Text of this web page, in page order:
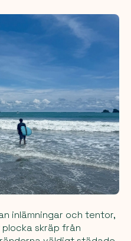
inlämningar och tentor,
skräp från